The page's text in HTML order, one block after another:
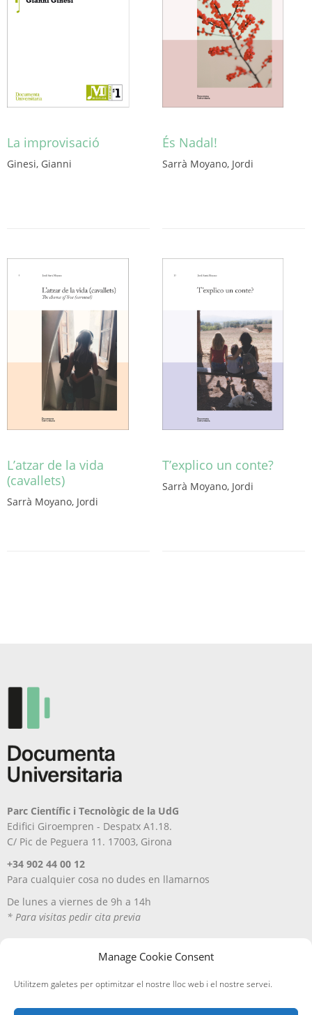
Manage Cookie Consent
Utilitzem galetes per optimitzar el nostre lloc web i el nostre servei.
La improvisació
Ginesi, Gianni
Las
página
producto
És Nadal!
Sarrà Moyano, Jordi
L’atzar de la vida
(cavallets)
Sarrà Moyano, Jordi
T’explico un conte?
Sarrà Moyano, Jordi
Parc Científic i Tecnològic de la UdG
Edifici Giroempren - Despatx A1.18.
C/ Pic de Peguera 11. 17003, Girona
+34 902 44 00 12
Para cualquier cosa no dudes en llamarnos
De lunes a viernes de 9h a 14h
* Para visitas pedir cita previa